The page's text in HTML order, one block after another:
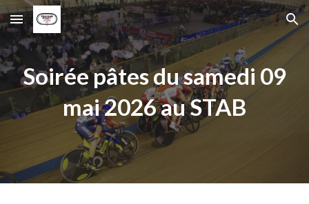
Skip to main content Skip to navigation
Soirée pâtes du samedi 09
mai 2026 au STAB